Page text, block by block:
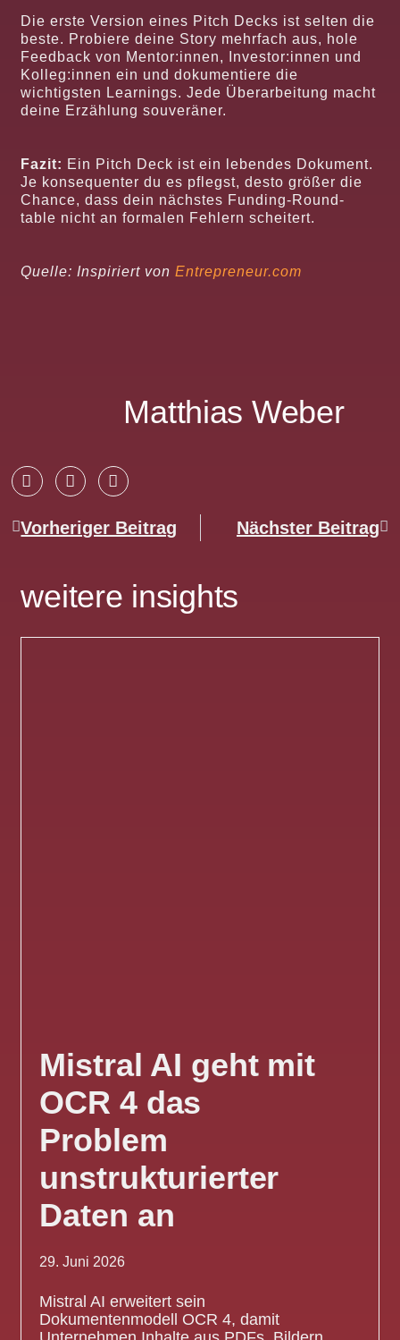
Die erste Version eines Pitch Decks ist selten die
beste. Probiere deine Story mehrfach aus, hole
Feedback von Mentor:innen, Investor:innen und
Kolleg:innen ein und dokumentiere die
wichtigsten Learnings. Jede Überarbeitung macht
deine Erzählung souveräner.
Fazit: Ein Pitch Deck ist ein lebendes Dokument.
Je konsequenter du es pflegst, desto größer die
Chance, dass dein nächstes Funding-Round-
table nicht an formalen Fehlern scheitert.
Quelle: Inspiriert vonEntrepreneur.com
Matthias Weber
Vorheriger Beitrag Nächster Beitrag
weitere insights
Mistral AI geht mit
OCR 4 das
Problem
unstrukturierter
Daten an
29. Juni 2026
Mistral AI erweitert sein
Dokumentenmodell OCR 4, damit